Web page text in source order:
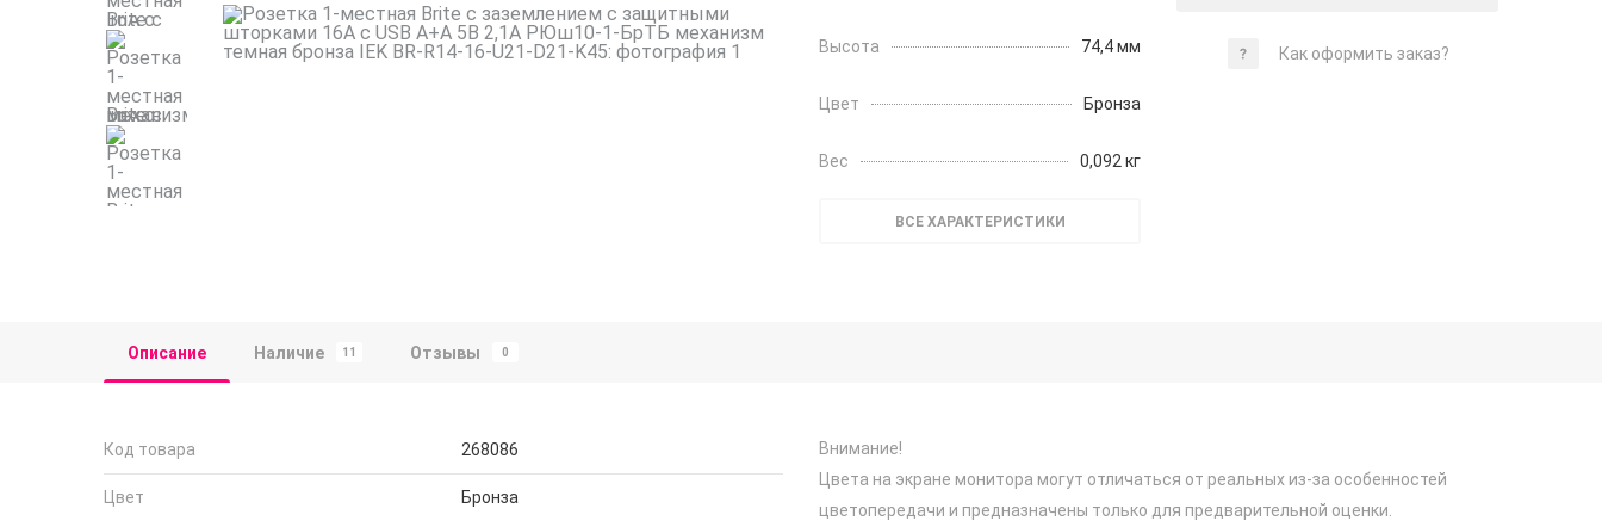
Высота 74,4 мм
Цвет Бронза
Вес 0,092 кг
ВСЕ ХАРАКТЕРИСТИКИ
Как оформить заказ?
Описание Наличие 11 Отзывы 0
Код товара 268086
Цвет Бронза
Внимание!
Цвета на экране монитора могут отличаться от реальных из-за особенностей
цветопередачи и предназначены только для предварительной оценки.